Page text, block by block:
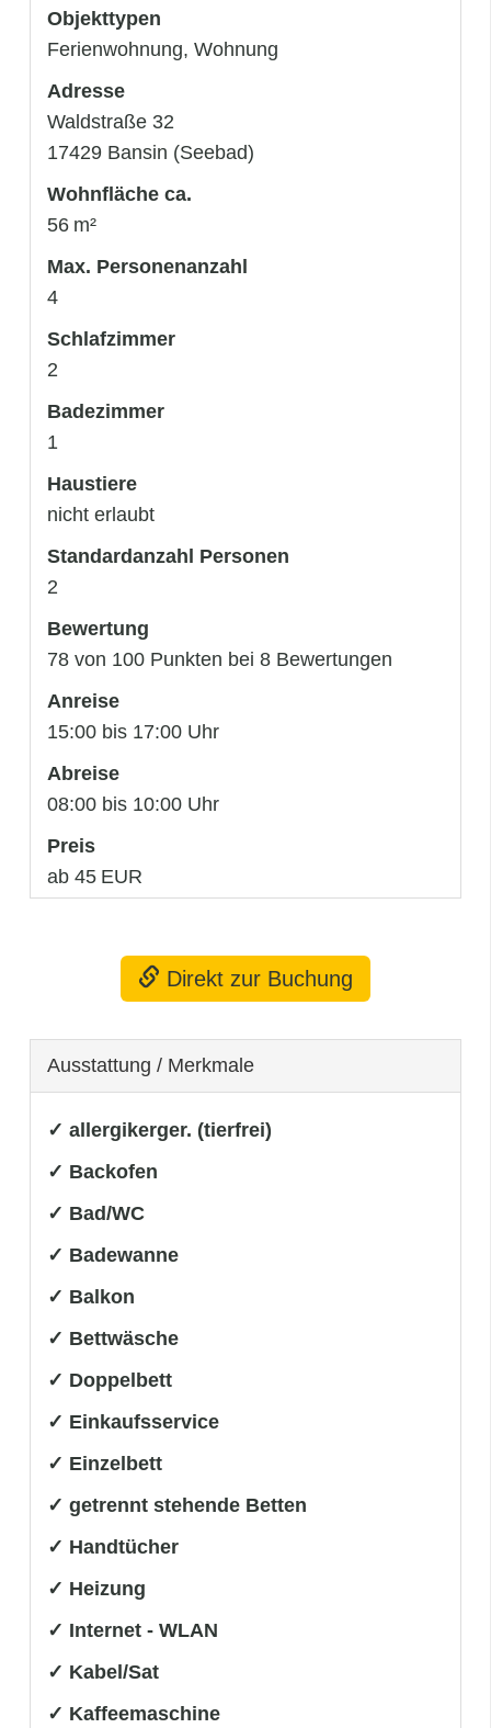
Objekttypen
Ferienwohnung, Wohnung
Adresse
Waldstraße 32
17429 Bansin (Seebad)
Wohnfläche ca.
56 m²
Max. Personenanzahl
4
Schlafzimmer
2
Badezimmer
1
Haustiere
nicht erlaubt
Standardanzahl Personen
2
Bewertung
78 von 100 Punkten bei 8 Bewertungen
Anreise
15:00 bis 17:00 Uhr
Abreise
08:00 bis 10:00 Uhr
Preis
ab 45 EUR
Direkt zur Buchung
Ausstattung / Merkmale
✓ allergikerger. (tierfrei)
✓ Backofen
✓ Bad/WC
✓ Badewanne
✓ Balkon
✓ Bettwäsche
✓ Doppelbett
✓ Einkaufsservice
✓ Einzelbett
✓ getrennt stehende Betten
✓ Handtücher
✓ Heizung
✓ Internet - WLAN
✓ Kabel/Sat
✓ Kaffeemaschine